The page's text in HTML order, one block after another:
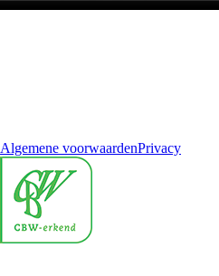
Algemene voorwaardenPrivacy